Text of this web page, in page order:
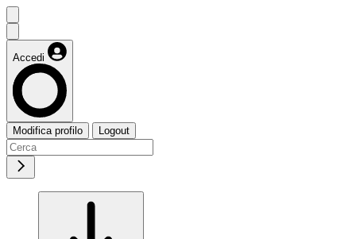
Accedi
Modifica profilo Logout